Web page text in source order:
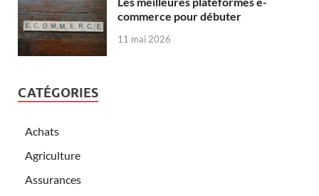
commerce pour débuter
11 mai 2026
CATÉGORIES
Achats
Agriculture
Assurances